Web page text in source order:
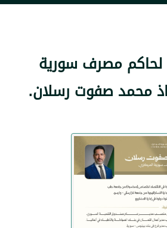
مصرف سورية
صفوت رسلان.